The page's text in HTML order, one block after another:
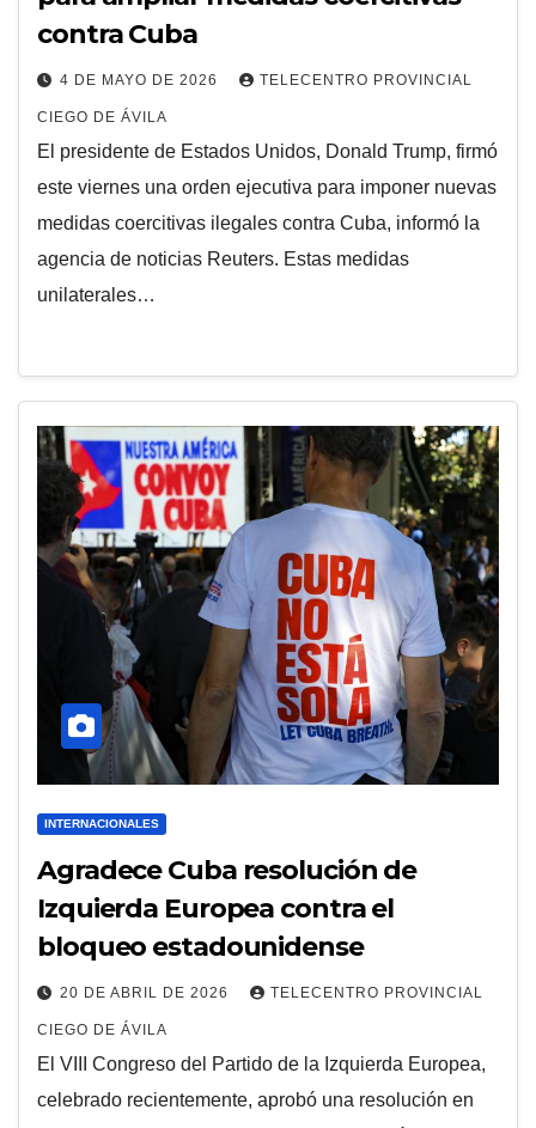
contra Cuba
4 DE MAYO DE 2026 TELECENTRO PROVINCIAL
CIEGO DE ÁVILA
El presidente ⁠de Estados Unidos, Donald Trump, firmó
este viernes una orden ejecutiva para imponer nuevas
medidas coercitivas ilegales contra Cuba, informó la
agencia de noticias Reuters. Estas medidas
unilaterales…
INTERNACIONALES
Agradece Cuba resolución de
Izquierda Europea contra el
bloqueo estadounidense
20 DE ABRIL DE 2026 TELECENTRO PROVINCIAL
CIEGO DE ÁVILA
El VIII Congreso del Partido de la Izquierda Europea,
celebrado recientemente, aprobó una resolución en